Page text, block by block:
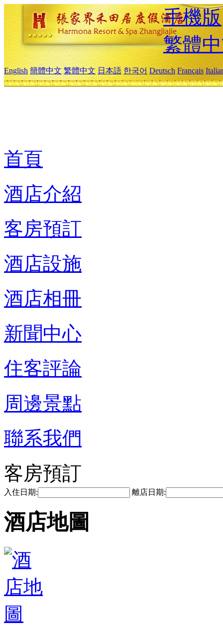
手機版
繁體
English 簡體中文 繁體中文 日本語 한국어 Deutsch Français
首頁
酒店介紹
客房預訂
酒店設施
酒店相冊
新聞中心
住客評論
周邊景點
聯系我們
客房預訂
入住日期: 離店日期:
酒店地圖